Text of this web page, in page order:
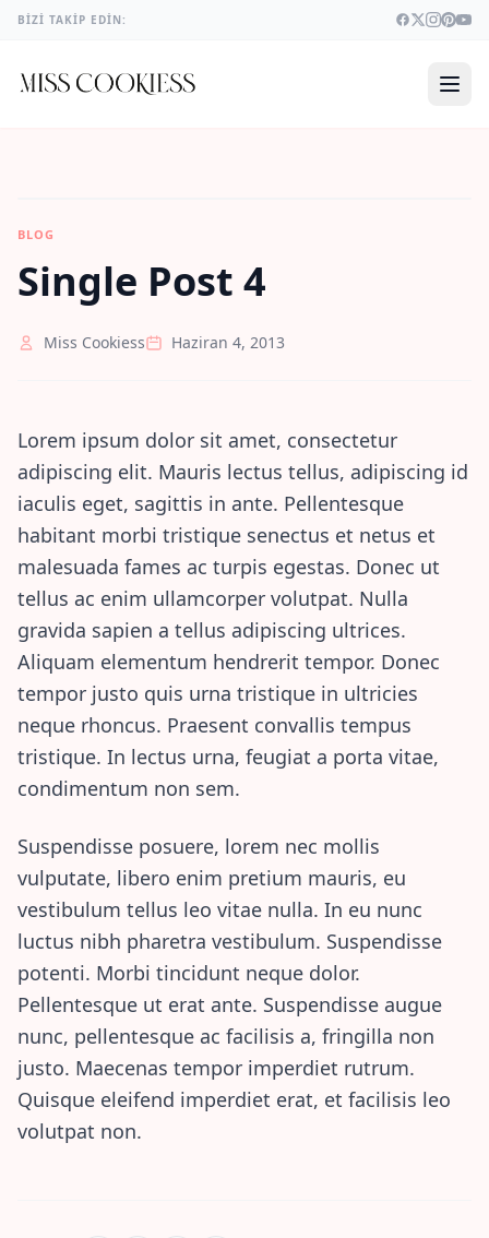
BIZI TAKIP EDIN:
BLOG
Single Post 4
Miss Cookiess Haziran 4, 2013
Lorem ipsum dolor sit amet, consectetur
adipiscing elit. Mauris lectus tellus, adipiscing id
iaculis eget, sagittis in ante. Pellentesque
habitant morbi tristique senectus et netus et
malesuada fames ac turpis egestas. Donec ut
tellus ac enim ullamcorper volutpat. Nulla
gravida sapien a tellus adipiscing ultrices.
Aliquam elementum hendrerit tempor. Donec
tempor justo quis urna tristique in ultricies
neque rhoncus. Praesent convallis tempus
tristique. In lectus urna, feugiat a porta vitae,
condimentum non sem.
Suspendisse posuere, lorem nec mollis
vulputate, libero enim pretium mauris, eu
vestibulum tellus leo vitae nulla. In eu nunc
luctus nibh pharetra vestibulum. Suspendisse
potenti. Morbi tincidunt neque dolor.
Pellentesque ut erat ante. Suspendisse augue
nunc, pellentesque ac facilisis a, fringilla non
justo. Maecenas tempor imperdiet rutrum.
Quisque eleifend imperdiet erat, et facilisis leo
volutpat non.